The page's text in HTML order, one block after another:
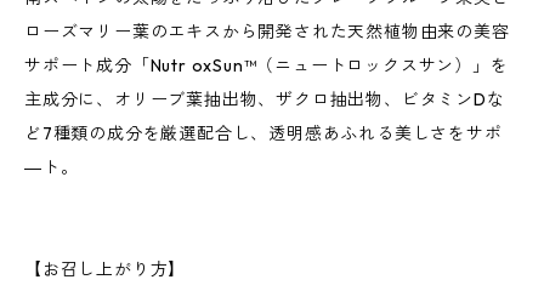
ローズマリー葉のエキスから開発された天然植物由来の美容
サポート成分「Nutr oxSun™（ニュートロックスサン）」を
主成分に、オリーブ葉抽出物、ザクロ抽出物、ビタミンDな
ど7種類の成分を厳選配合し、透明感あふれる美しさをサポ
―ト。
【お召し上がり方】